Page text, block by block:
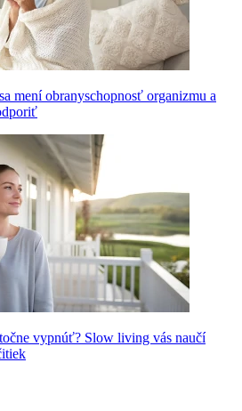
mení obranyschopnosť organizmu a
vypnúť? Slow living vás naučí